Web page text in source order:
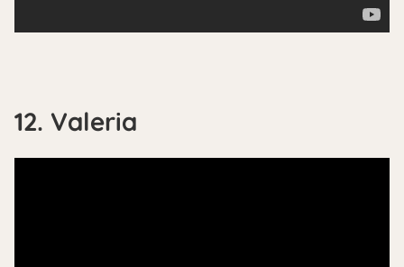
12. Valeria